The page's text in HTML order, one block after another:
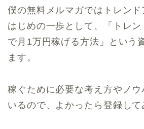
僕の無料メルマガではトレン
はじめの一歩として、「トレン
で月1万円稼げる方法」という
ます。
稼ぐために必要な考え方やノウ
いるので、よかったら登録して